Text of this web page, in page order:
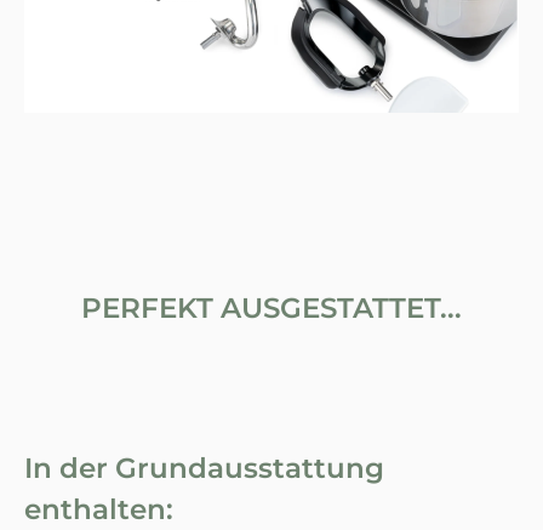
PERFEKT AUSGESTATTET...
In der Grundausstattung
enthalten: